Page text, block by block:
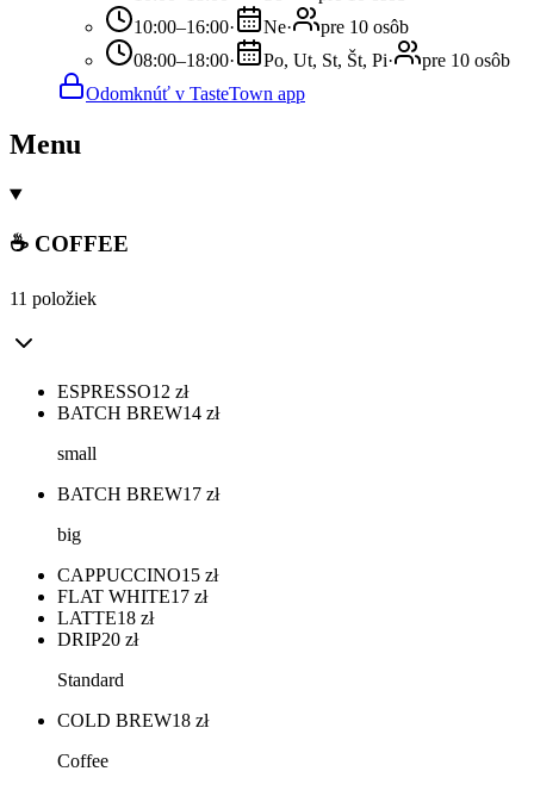
10:00–16:00· Ne·
pre 10 osôb
08:00–18:00· Po, Ut, St, Št, Pi·
pre 10 osôb
Odomknúť v TasteTown app
Menu
☕ COFFEE
11 položiek
ESPRESSO12 zł
BATCH BREW14 zł
small
BATCH BREW17 zł
big
CAPPUCCINO15 zł
FLAT WHITE17 zł
LATTE18 zł
DRIP20 zł
Standard
COLD BREW18 zł
Coffee